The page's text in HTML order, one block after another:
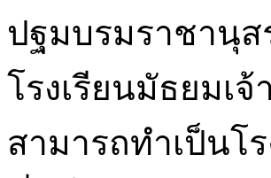
ปฐมบรมราชานุ
โรงเรียนมัธยมเ
สามารถทำเป็นโ